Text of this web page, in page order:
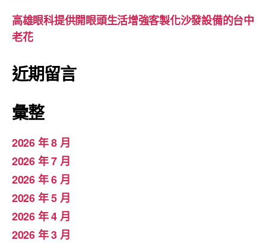
高雄眼科提供開眼頭生活增強客製化沙發設備的台中
老花
近期留言
彙整
2026 年 8 月
2026 年 7 月
2026 年 6 月
2026 年 5 月
2026 年 4 月
2026 年 3 月